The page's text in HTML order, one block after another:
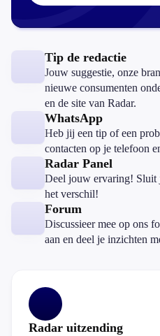
Tip de redactie
Jouw suggestie, onze
nieuwe consumenten
en de site van Radar.
WhatsApp
Heb jij een tip of een
contacten op je telefoon
Radar Panel
Deel jouw ervaring! Sluit
het verschil!
Forum
Discussieer mee op ons
aan en deel je inzichten
Radar uitzending